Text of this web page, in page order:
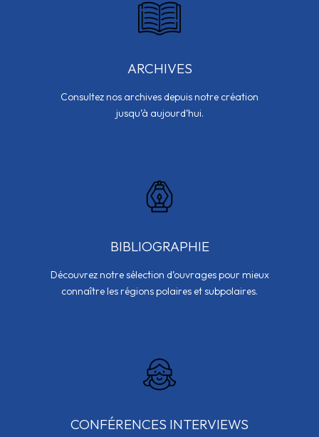
ARCHIVES
Consultez nos archives depuis notre création
jusqu’à aujourd’hui.
BIBLIOGRAPHIE
Découvrez notre sélection d’ouvrages pour mieux
connaître les régions polaires et subpolaires.
CONFÉRENCES INTERVIEWS